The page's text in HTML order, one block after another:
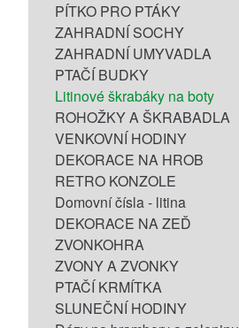
PÍTKO PRO PTÁKY
ZAHRADNÍ SOCHY
ZAHRADNÍ UMYVADLA
PTAČÍ BUDKY
Litinové škrabáky na boty
ROHOŽKY A ŠKRABADLA
VENKOVNÍ HODINY
DEKORACE NA HROB
RETRO KONZOLE
Domovní čísla - litina
DEKORACE NA ZEĎ
ZVONKOHRA
ZVONY A ZVONKY
PTAČÍ KRMÍTKA
SLUNEČNÍ HODINY